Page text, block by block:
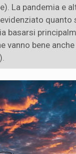
La pandemia e
quanto
basarsi
vanno bene